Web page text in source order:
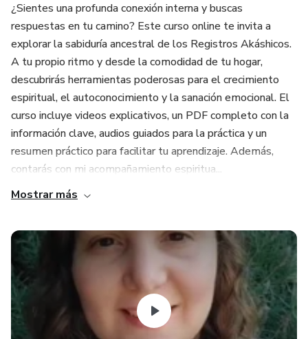
¿Sientes una profunda conexión interna y buscas
respuestas en tu camino? Este curso online te invita a
explorar la sabiduría ancestral de los Registros Akáshicos.
A tu propio ritmo y desde la comodidad de tu hogar,
descubrirás herramientas poderosas para el crecimiento
espiritual, el autoconocimiento y la sanación emocional. El
curso incluye videos explicativos, un PDF completo con la
información clave, audios guiados para la práctica y un
resumen práctico para facilitar tu aprendizaje. Además,
contarás con mi acompañamiento espiritua...
Mostrar más